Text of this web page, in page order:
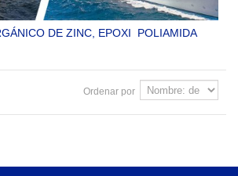
DE ZINC, EPOXI POLIAMIDA
SYLPYL CFE P-9
Ordenar por